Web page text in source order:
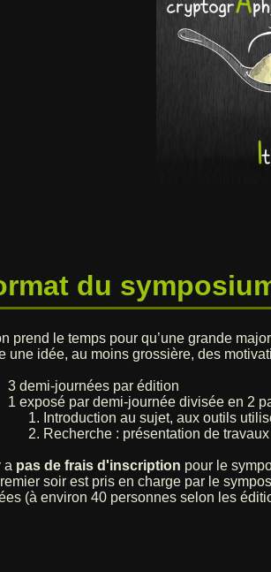
du
prend le temps pour qu’une grande
une idée, au moins grossière, des
3 demi-journées par édition
1 exposé par demi-journée divisée en 2
Introduction au sujet, aux outils
Recherche : présentation de
a pas de frais d'inscription pour le
soir est pris en charge par le
(à environ 40 personnes selon les